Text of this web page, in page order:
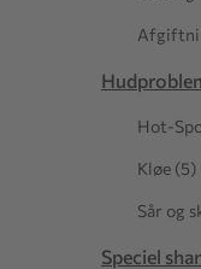
Hot-
Kløe (5)
Sår og
Speciel